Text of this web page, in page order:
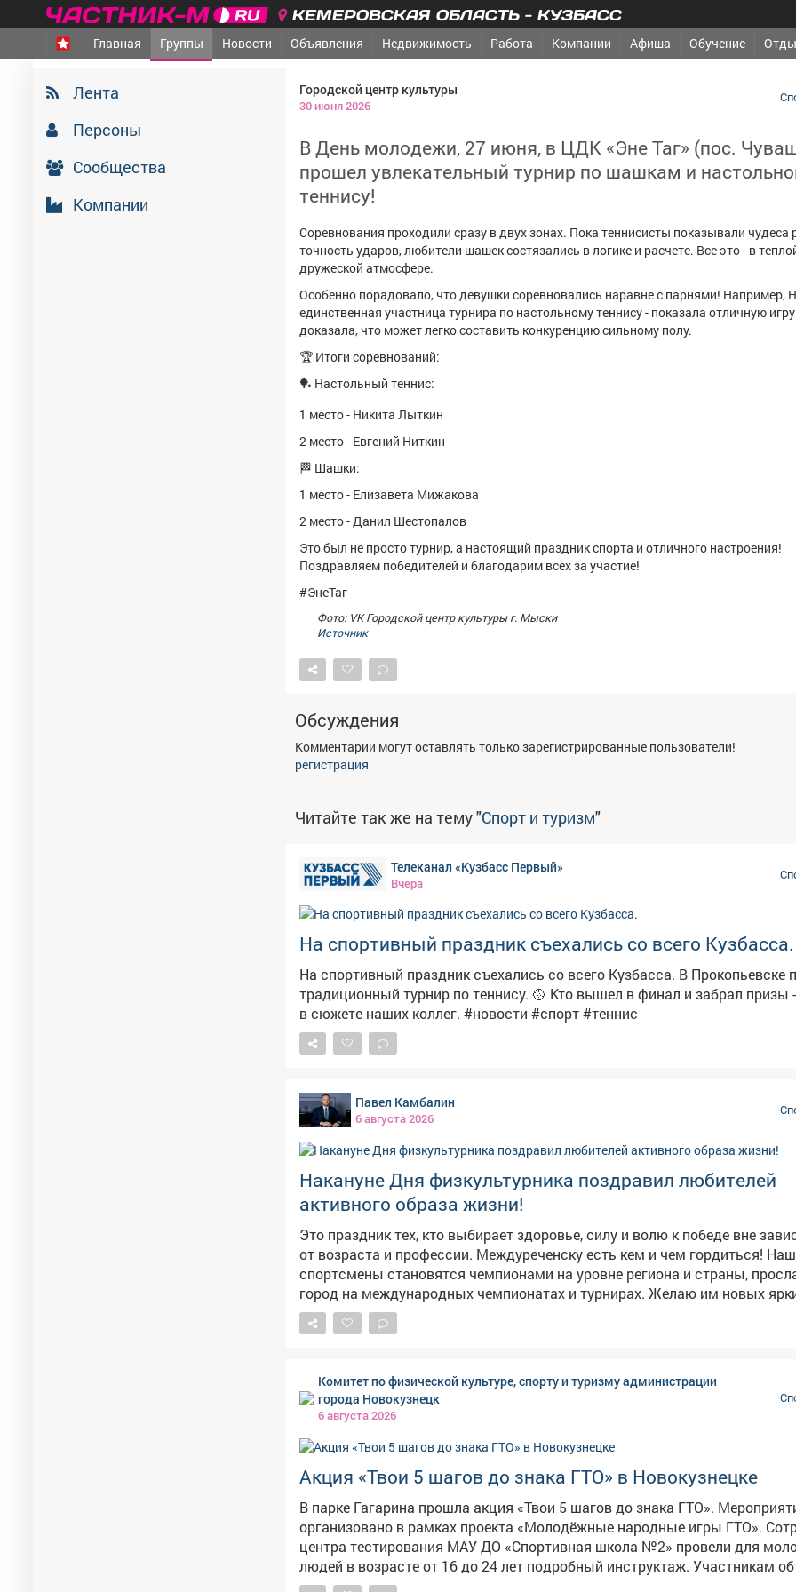
КЕМЕРОВСКАЯ ОБЛАСТЬ - КУЗБАСС
Главная Группы Новости Объявления Недвижимость Работа Компании Афиша Обучение
Лента
Персоны
Сообщества
Компании
Городской центр культуры
30 июня 2026
В День молодежи, 27 июня, в ЦДК «Эне Таг» (пос.
прошел увлекательный турнир по шашкам и
теннису!
Соревнования проходили сразу в двух зонах. Пока теннисисты показывали чудеса
точность ударов, любители шашек состязались в логике и расчете. Все это - в
дружеской атмосфере.
Особенно порадовало, что девушки соревновались наравне с парнями! Например,
единственная участница турнира по настольному теннису - показала отличную
доказала, что может легко составить конкуренцию сильному полу.
🏆 Итоги соревнований:
🏓 Настольный теннис:
1 место - Никита Лыткин
2 место - Евгений Ниткин
🏁 Шашки:
1 место - Елизавета Мижакова
2 место - Данил Шестопалов
Это был не просто турнир, а настоящий праздник спорта и отличного настроения!
Поздравляем победителей и благодарим всех за участие!
#ЭнеТаг
Фото: VK Городской центр культуры г. Мыски
Источник
Обсуждения
Комментарии могут оставлять только зарегистрированные пользователи!
регистрация
Читайте так же на тему "Спорт и туризм"
Телеканал «Кузбасс Первый»
Вчера
На спортивный праздник съехались со всего Кузбасса.
На спортивный праздник съехались со всего Кузбасса. В Прокопьевске
традиционный турнир по теннису. 🥎 Кто вышел в финал и забрал призы - смотрите
в сюжете наших коллег. #новости #спорт #теннис
Павел Камбалин
6 августа 2026
Накануне Дня физкультурника поздравил любителей
активного образа жизни!
Это праздник тех, кто выбирает здоровье, силу и волю к победе вне
от возраста и профессии. Междуреченску есть кем и чем гордиться! Наши
спортсмены становятся чемпионами на уровне региона и страны,
город на международных чемпионатах и турнирах. Желаю им новых
Искренне благодарю ветеранов спорта, которые заложили фундамент
достижений. Особая признательность - тренерам и наставникам, которые
культура становится нормой для всё большего числа междуреченцев. В городе
хорошие условия для занятий: спорткомплексы, трассы, городские
В сфере физической культуры и спорта трудятся мастера высочайшего
активного досуга - в числе важнейших приоритетов. Будем и дальше
чтобы в Междуреченске появлялись новые возможности для движения. Всем
желаю крепкого здоровья, бодрости духа, энергии и успехов во всех
Фотоальбом с награждения: https://clck.su/NvqFH
Комитет по физической культуре, спорту и туризму администрации
города Новокузнецк
6 августа 2026
Акция «Твои 5 шагов до знака ГТО» в Новокузнецке
В парке Гагарина прошла акция «Твои 5 шагов до знака ГТО».
организовано в рамках проекта «Молодёжные народные игры ГТО». Сотрудники
центра тестирования МАУ ДО «Спортивная школа №2» провели для
людей в возрасте от 16 до 24 лет подробный инструктаж. Участникам
весь путь к получению заветного знака отличия: - Регистрация на официальном